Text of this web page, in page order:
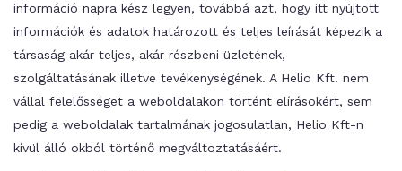
információ napra kész legyen, továbbá azt, hogy itt nyújtott
információk és adatok határozott és teljes leírását képezik a
társaság akár teljes, akár részbeni üzletének,
szolgáltatásának illetve tevékenységének. A Helio Kft. nem
vállal felelősséget a weboldalakon történt elírásokért, sem
pedig a weboldalak tartalmának jogosulatlan, Helio Kft-n
kívül álló okból történő megváltoztatásáért.